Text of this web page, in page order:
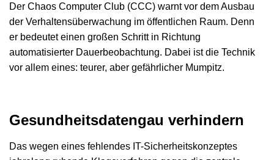
Der Chaos Computer Club (CCC) warnt vor dem Ausbau
der Verhaltensüberwachung im öffentlichen Raum. Denn
er bedeutet einen großen Schritt in Richtung
automatisierter Dauerbeobachtung. Dabei ist die Technik
vor allem eines: teurer, aber gefährlicher Mumpitz.
Gesundheitsdatengau verhindern
Das wegen eines fehlendes IT-Sicherheitskonzeptes